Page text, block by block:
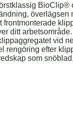
BioClip®
överlägsen
ditt
vid
rengöring efter
som